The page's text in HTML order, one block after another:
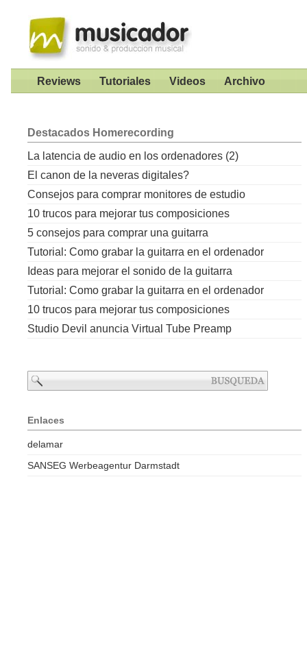
Reviews Tutoriales Videos Archivo
Destacados Homerecording
La latencia de audio en los ordenadores (2)
El canon de la neveras digitales?
Consejos para comprar monitores de estudio
10 trucos para mejorar tus composiciones
5 consejos para comprar una guitarra
Tutorial: Como grabar la guitarra en el ordenador
Ideas para mejorar el sonido de la guitarra
Tutorial: Como grabar la guitarra en el ordenador
10 trucos para mejorar tus composiciones
Studio Devil anuncia Virtual Tube Preamp
Enlaces
delamar
SANSEG Werbeagentur Darmstadt